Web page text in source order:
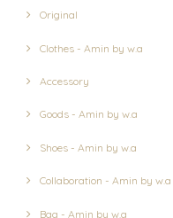
Original
Clothes - Amin by w.a
Accessory
Goods - Amin by w.a
Shoes - Amin by w.a
Collaboration - Amin by w.a
Bag - Amin by w.a